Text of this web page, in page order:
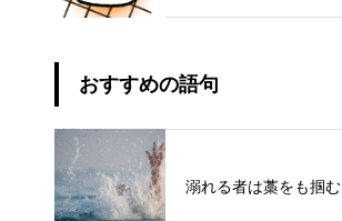
おすすめの語句
溺れる者は藁をも掴む